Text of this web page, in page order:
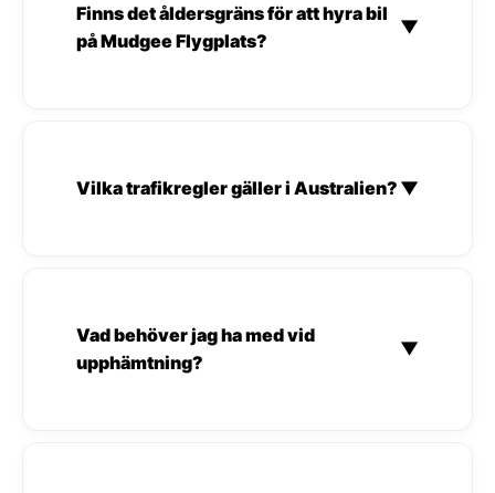
Finns det åldersgräns för att hyra bil
på Mudgee Flygplats?
▼
Vilka trafikregler gäller i Australien? ▼
Vad behöver jag ha med vid
upphämtning?
▼